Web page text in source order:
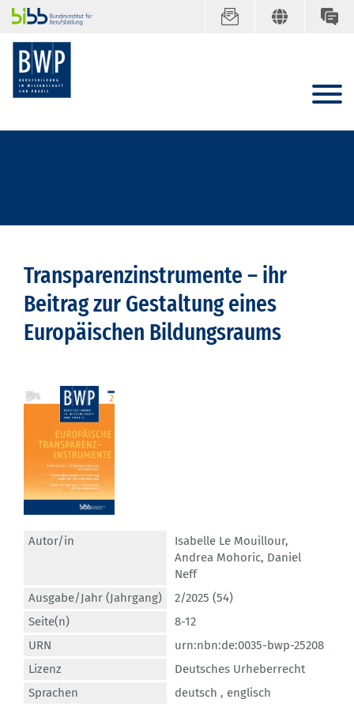
Transparenzinstrumente – ihr
Beitrag zur Gestaltung eines
Europäischen Bildungsraums
Autor/in Isabelle Le Mouillour,
Andrea Mohoric, Daniel
Neff
Ausgabe/Jahr (Jahrgang)
2/2025 (54)
Seite(n)
8-12
URN
urn:nbn:de:0035-bwp-25208
Lizenz
Deutsches Urheberrecht
Sprachen
deutsch , englisch